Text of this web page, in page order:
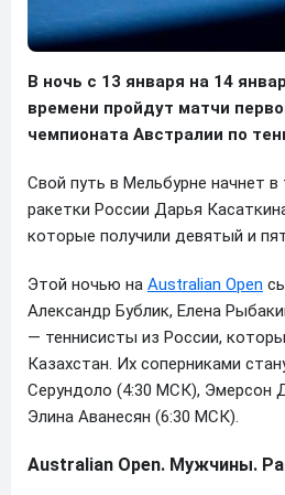
В ночь с 13 января на 14
времени пройдут матчи
чемпионата Австралии по
Свой путь в Мельбурне начнет
ракетки России Дарья
которые получили девятый и
Этой ночью на Australian Open
Александр Бублик, Елена
— теннисисты из России,
Казахстан. Их соперниками
Серундоло (4:30 МСК), Эмерсон
Элина Аванесян (6:30 МСК).
Australian Open. Мужчины.